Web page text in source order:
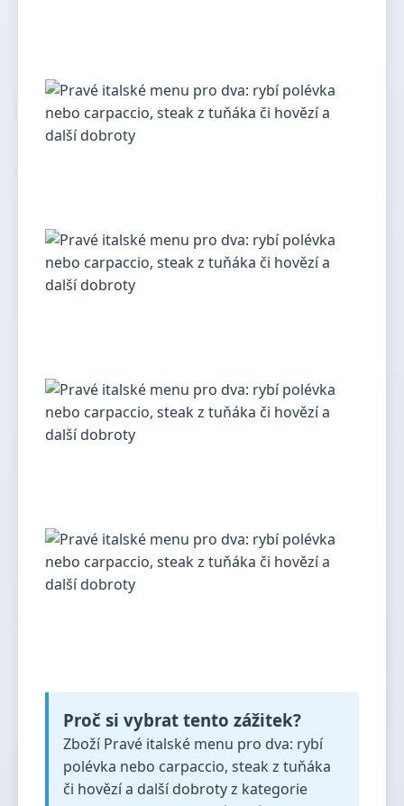
Proč si vybrat tento zážitek?
Zboží Pravé italské menu pro dva: rybí
polévka nebo carpaccio, steak z tuňáka
či hovězí a další dobroty z kategorie